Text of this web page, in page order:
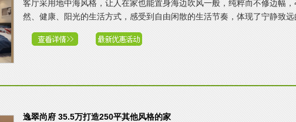
客厅采用地中海风格，让人在家也能置身海边吹风一般，纯粹而不修边幅，
然、健康、阳光的生活方式，感受到自由闲散的生活节奏，体现了宁静致远
逸翠尚府 35.5万打造250平其他风格的家